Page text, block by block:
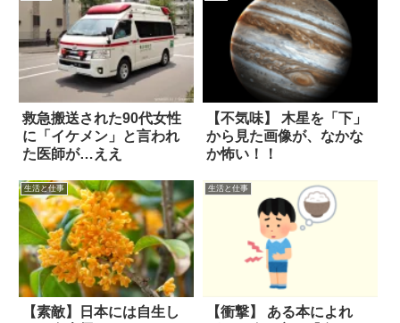
救急搬送された90代女性
に「イケメン」と言われ
た医師が…ええ
【不気味】 木星を「下」
から見た画像が、なかな
か怖い！！
生活と仕事
【素敵】日本には自生し
生活と仕事
【衝撃】 ある本によれ